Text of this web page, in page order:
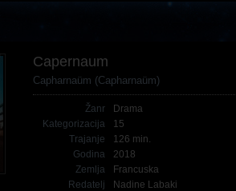
Capernaum
Capharnaüm (Capharnaüm)
Žanr
Drama
Kategorizacija
15
Trajanje
126 min.
Godina
2018
Zemlja
Francuska
Redatelj
Nadine Labaki